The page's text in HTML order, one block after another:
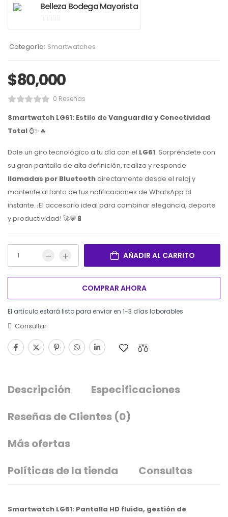
Belleza Bodega Mayorista
5
Categoría: Smartwatches
$80,000
0 Reseñas
Smartwatch LG61: Estilo de Vanguardia y Conectividad
Total ⌚️✨🔥
Dale un giro tecnológico a tu día con el LG61. Sorpréndete con
su gran pantalla de alta definición, realiza y responde
llamadas por Bluetoothdirectamente desde el reloj y
mantente al tanto de tus notificaciones de WhatsApp al
instante. ¡El accesorio ideal para combinar elegancia, deporte
y productividad! 🚀💬🔋
AÑADIR AL CARRITO
COMPRAR AHORA
El artículo estará listo para enviar en 1-3 días laborables
Consultar
Descripción
Especificaciones
Reseñas de Clientes (0)
Más ofertas
Políticas de la tienda
Consultas
Smartwatch LG61: Pantalla HD fluida, gestión de